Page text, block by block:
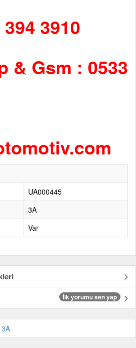
3910
& Gsm : 0533
UA000445
3A
Var
İlk yorumu sen yap
3A